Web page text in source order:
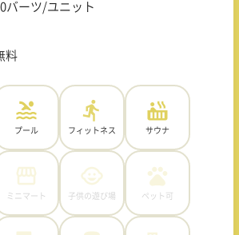
バーツ/ユニット
料
プール フィットネス サウナ
ミニマート 子供の遊び場 ペット可